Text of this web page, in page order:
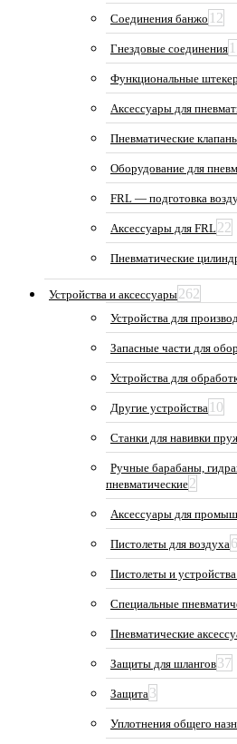
Соединения банжо 12
Гнездовые соединения
Функциональные
Аксессуары для
Пневматические
Оборудование для
FRL — подготовка
Аксессуары для FRL22
Пневматические
Устройства и аксессуары262
Устройства для
Запасные части для
Устройства для
Другие устройства 10
Станки для навивки
Ручные барабаны,
пневматические2
Аксессуары для
Пистолеты для воздуха
Пистолеты и
Специальные
Пневматические
Защиты для шлангов37
Защита3
Уплотнения общего